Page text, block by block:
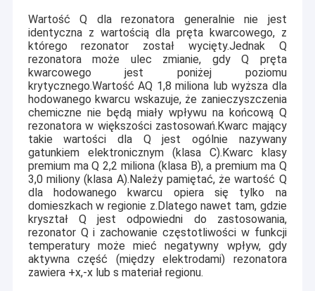
Wartość Q dla rezonatora generalnie nie jest
identyczna z wartością dla pręta kwarcowego, z
którego rezonator został wycięty.Jednak Q
rezonatora może ulec zmianie, gdy Q pręta
kwarcowego jest poniżej poziomu
krytycznego.Wartość AQ 1,8 miliona lub wyższa dla
hodowanego kwarcu wskazuje, że zanieczyszczenia
chemiczne nie będą miały wpływu na końcową Q
rezonatora w większości zastosowań.Kwarc mający
takie wartości dla Q jest ogólnie nazywany
gatunkiem elektronicznym (klasa C).Kwarc klasy
premium ma Q 2,2 miliona (klasa B), a premium ma Q
3,0 miliony (klasa A).Należy pamiętać, że wartość Q
dla hodowanego kwarcu opiera się tylko na
domieszkach w regionie z.Dlatego nawet tam, gdzie
kryształ Q jest odpowiedni do zastosowania,
rezonator Q i zachowanie częstotliwości w funkcji
temperatury może mieć negatywny wpływ, gdy
aktywna część (między elektrodami) rezonatora
zawiera +x,-x lub s materiał regionu.